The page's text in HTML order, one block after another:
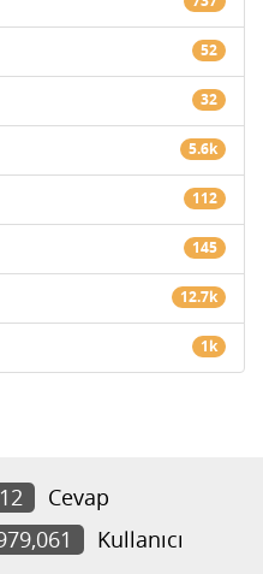
52
32
5.6k
112
145
12.7k
1k
Cevap
Kullanıcı